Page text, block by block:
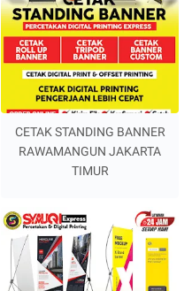
CETAK STANDING BANNER
RAWAMANGUN JAKARTA
TIMUR